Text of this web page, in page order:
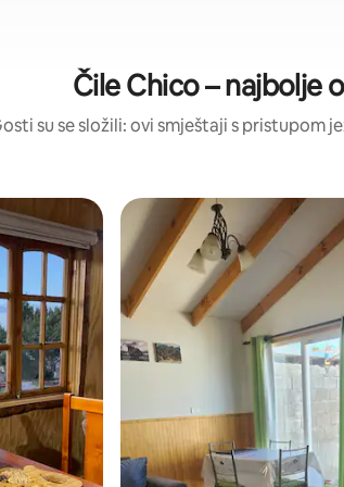
Čile Chico – najbolje
su se složili: ovi smještaji s pristupom